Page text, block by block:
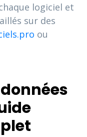
logiciel et
sur des
ou